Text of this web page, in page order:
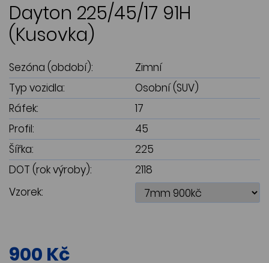
Dayton 225/45/17 91H
(Kusovka)
Sezóna (období):
Zimní
Typ vozidla:
Osobní (SUV)
Ráfek:
17
Profil:
45
Šířka:
225
DOT (rok výroby):
2118
Vzorek:
900 Kč